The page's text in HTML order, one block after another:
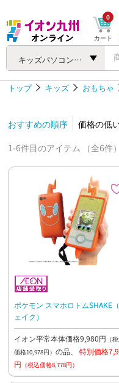
キッズパソコン・タブレット
カート
0
トップ キッズ おもちゃ
おすすめの順序 価格の低
1-6件目のアイテム （全6件）
ポケモン スマホロトムSHAKE
ェイク）
イオン平常本体価格9,980円 （
価格10,978円） の品、 特別価格
円 （税込価格8,778円）